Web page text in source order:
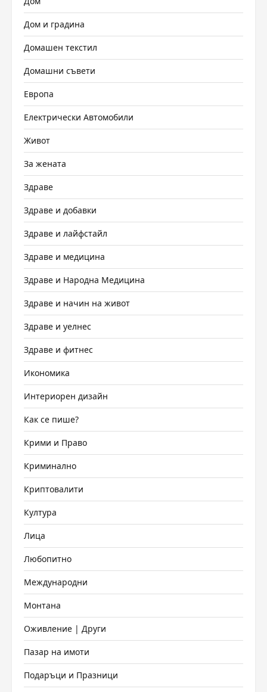
Дом и градина
Домашен текстил
Домашни съвети
Европа
Електрически Автомобили
Живот
За жената
Здраве
Здраве и добавки
Здраве и лайфстайл
Здраве и медицина
Здраве и Народна Медицина
Здраве и начин на живот
Здраве и уелнес
Здраве и фитнес
Икономика
Интериорен дизайн
Как се пише?
Крими и Право
Криминално
Криптовалити
Култура
Лица
Любопитно
Международни
Монтана
Оживление | Други
Пазар на имоти
Подаръци и Празници